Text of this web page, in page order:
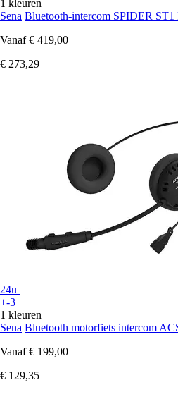
1 kleuren
Sena Bluetooth-intercom SPIDER
Vanaf € 419,00
€ 273,29
24u
+-3
1 kleuren
Sena Bluetooth motorfiets intercom
Vanaf € 199,00
€ 129,35